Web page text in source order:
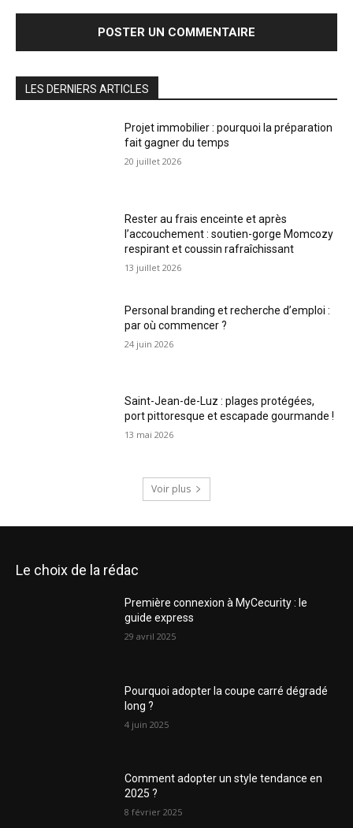
LES DERNIERS ARTICLES
Projet immobilier : pourquoi la préparation
fait gagner du temps
20 juillet 2026
Rester au frais enceinte et après
l’accouchement : soutien-gorge Momcozy
respirant et coussin rafraîchissant
13 juillet 2026
Personal branding et recherche d’emploi :
par où commencer ?
24 juin 2026
Saint-Jean-de-Luz : plages protégées,
port pittoresque et escapade gourmande !
13 mai 2026
Voir plus
Le choix de la rédac
Première connexion à MyCecurity : le
guide express
29 avril 2025
Pourquoi adopter la coupe carré dégradé
long ?
4 juin 2025
Comment adopter un style tendance en
2025 ?
8 février 2025